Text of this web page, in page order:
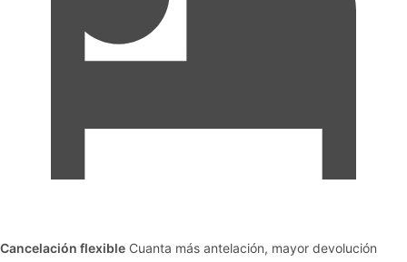
Cancelación flexible Cuanta más antelación, mayor devolución